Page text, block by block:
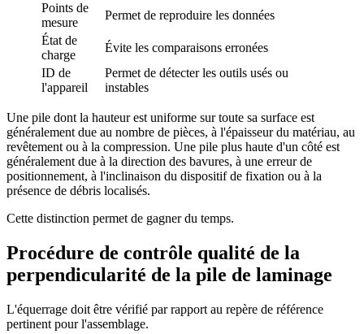
Points de
mesure
Permet de reproduire les données
État de
charge
Évite les comparaisons erronées
ID de
l'appareil
Permet de détecter les outils usés ou
instables
Une pile dont la hauteur est uniforme sur toute sa surface est
généralement due au nombre de pièces, à l'épaisseur du matériau, au
revêtement ou à la compression. Une pile plus haute d'un côté est
généralement due à la direction des bavures, à une erreur de
positionnement, à l'inclinaison du dispositif de fixation ou à la
présence de débris localisés.
Cette distinction permet de gagner du temps.
Procédure de contrôle qualité de la
perpendicularité de la pile de laminage
L'équerrage doit être vérifié par rapport au repère de référence
pertinent pour l'assemblage.